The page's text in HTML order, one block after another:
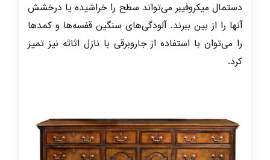
دستمال میکروفیبر می‌تواند سطح را خراشیده یا درخشش
آنها را از بین ببرند. آلودگی‌های سنگین قفسه‌ها و کمدها
را می‌توان با استفاده از جاروبرقی با نازل اثاثه نیز تمیز
کرد.